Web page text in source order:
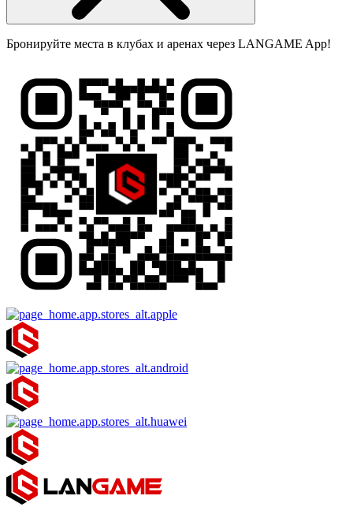
Бронируйте места в клубах и аренах через LANGAME App!